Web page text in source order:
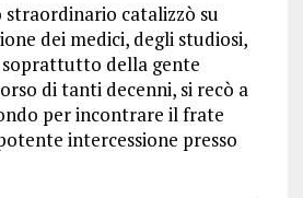
catalizzò su
dei medici, degli studiosi,
della gente
di tanti decenni, si recò a
per incontrare il frate
intercessione presso